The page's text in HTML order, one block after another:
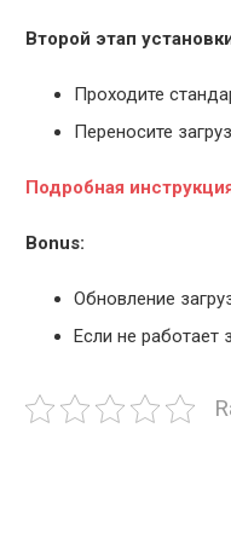
Второй этап
Проходите
Переносите
Подробная
Bonus:
Обновление
Если не работает